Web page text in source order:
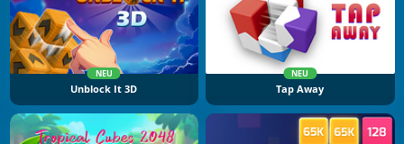
NEU
Unblock It 3D
NEU
Tap Away